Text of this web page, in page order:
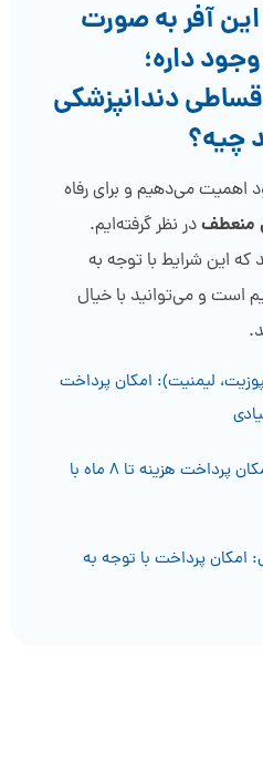
آفر به صورت
داره؛
دندانپزشکی
چیه؟
اهمیت می‌دهیم و برای رفاه
منعطفدر نظر گرفته‌ایم.
این شرایط با توجه به
است و می‌توانید با خیال
لیمنیت): امکان پرداخت
برای خدمات ایمپلنت: امکان پرداخت هزینه تا ۸ ماه با
امکان پرداخت با توجه به